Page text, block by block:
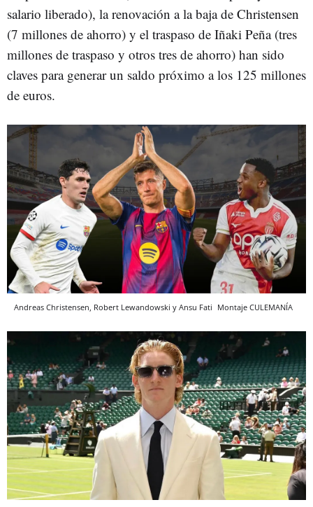
salario liberado), la renovación a la baja de Christensen
(7 millones de ahorro) y el traspaso de Iñaki Peña (tres
millones de traspaso y otros tres de ahorro) han sido
claves para generar un saldo próximo a los 125 millones
de euros.
Andreas Christensen, Robert Lewandowski y Ansu Fati Montaje CULEMANÍA